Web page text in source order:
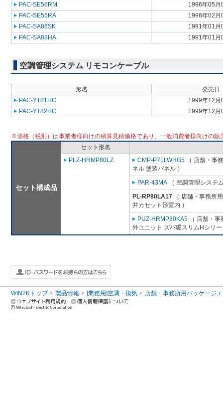
PAC-SE56RM
1996年05月
PAC-SE55RA
1996年02月
PAC-SA86SK
1991年01月
PAC-SA88HA
1991年01月
空調管理システム リモコンケーブル
形名
発売日
PAC-YT81HC
1999年12月
PAC-YT82HC
1999年12月
※価格（税別）は事業者様向けの積算見積価格であり、一般消費者様向けの販
セット構成品
セット形名
PLZ-HRMP80LZ
CMP-P71LWHG5 （ 店舗・事
ネル 塗装パネル ）
PAR-43MA （ 空調管理システ
PL-RP80LA17 （ 店舗・事務所
井カセット形室内 ）
PUZ-HRMP80KA5 （ 店舗・
外ユニット ズバ暖スリムHシリ
WIN2Kトップ 製品情報 [業務用]空調・換気 店舗・事務所用パッケージ